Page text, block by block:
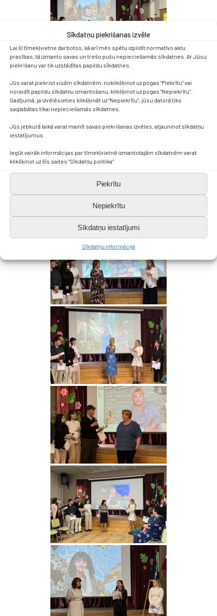
Sīkdatņu piekrišanas izvēle
Lai šī tīmekļvietne darbotos, kā arī mēs spētu izpildīt normatīvo aktu
prasības, tā izmanto savas un trešo pušu nepieciešamās sīkdatnes. Ar Jūsu
piekrišanu var tik uzstādītas papildu sīkdatnes.
Jūs varat piekrist visām sīkdatnēm, noklikšķinot uz pogas “Piekrītu” vai
noraidīt papildu sīkdatņu izmantošanu, klikšķinot uz pogas “Nepiekrītu”.
Gadījumā, ja izvēlēsieties klikšķināt uz “Nepiekrītu”, jūsu datorā tiks
saglabātas tikai nepieciešamās sīkdatnes.
Jūs jebkurā laikā varat mainīt savas piekrišanas izvēles, atjauninot sīkdatņu
iestatījumus.
Iegūt vairāk informācijas par tīmekļvietnē izmantotajām sīkdatnēm varat
klikšķinot uz šīs saites “Sīkdatņu politika”
Piekrītu
Nepiekrītu
Sīkdatņu iestatījumi
Sīkdatņu informācija